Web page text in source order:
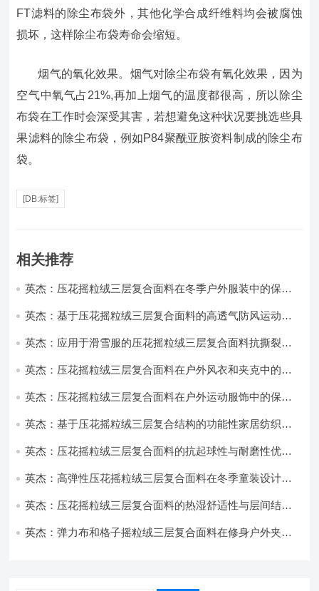
FT滤料的除尘布袋外，其他化学合成纤维料均会被腐蚀
损坏，这样除尘布袋寿命会缩短。
烟气的氧化效果。烟气对除尘布袋有氧化效果，因为
空气中氧气占21%,再加上烟气的温度都很高，所以除尘
布袋在工作时会深受其害，若想避免这种状况要挑选些具
果滤料的除尘布袋，例如P84聚酰亚胺资料制成的除尘布
袋。
[DB:标签]
相关推荐
英杰：压花摇粒绒三层复合面料在冬季户外服装中的保暖
英杰：基于压花摇粒绒三层复合面料的高透气防风运动服
英杰：应用于滑雪服的压花摇粒绒三层复合面料抗撕裂与
英杰：压花摇粒绒三层复合面料在户外风衣和夹克中的应
英杰：压花摇粒绒三层复合面料在户外运动服饰中的保暖
英杰：基于压花摇粒绒三层复合结构的功能性家居纺织品
英杰：压花摇粒绒三层复合面料的抗起球性与耐磨性优化
英杰：高弹性压花摇粒绒三层复合面料在冬季童装设计中
英杰：压花摇粒绒三层复合面料的热湿舒适性与层间结合
英杰：弹力布和格子摇粒绒三层复合面料在修身户外夹克